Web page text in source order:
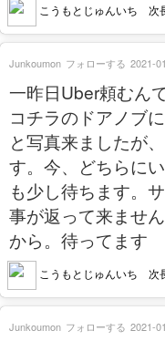
こうもとじゅんいち 次
一昨日Uber頼むん
コチラのドアノブ
と写真来ましたが
す。今、どちらに
も少し待ちます。
事が返って来ませ
から。待ってます
こうもとじゅんいち 次
Junkoumon フォローする 2021-
Junkoumon フォローする 2021-